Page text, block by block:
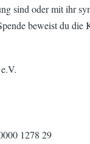
sind oder mit ihr
beweist du die
1278 29